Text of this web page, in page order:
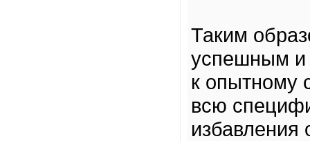
Таким
успешным и
к опытному
всю
избавления